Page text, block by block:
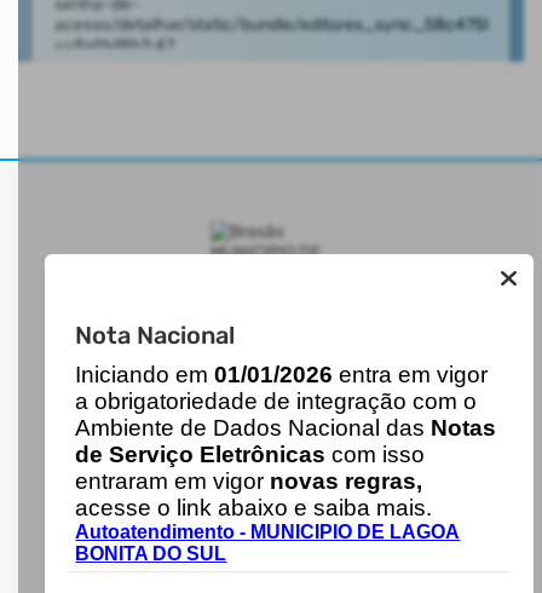
Nota Nacional
Iniciando em01/01/2026 entra em vigor
a obrigatoriedade de integração com o
Ambiente de Dados Nacional das Notas
de Serviço Eletrônicas com isso
entraram em vigor novas regras,
acesse o link abaixo e saiba mais.
Autoatendimento - MUNICIPIO DE LAGOA
BONITA DO SUL
AUTOATENDIMENTO
ACESSO RÁPIDO
Acesso à Informação
Cidadão
Transparência
LOCALIZAÇÃO